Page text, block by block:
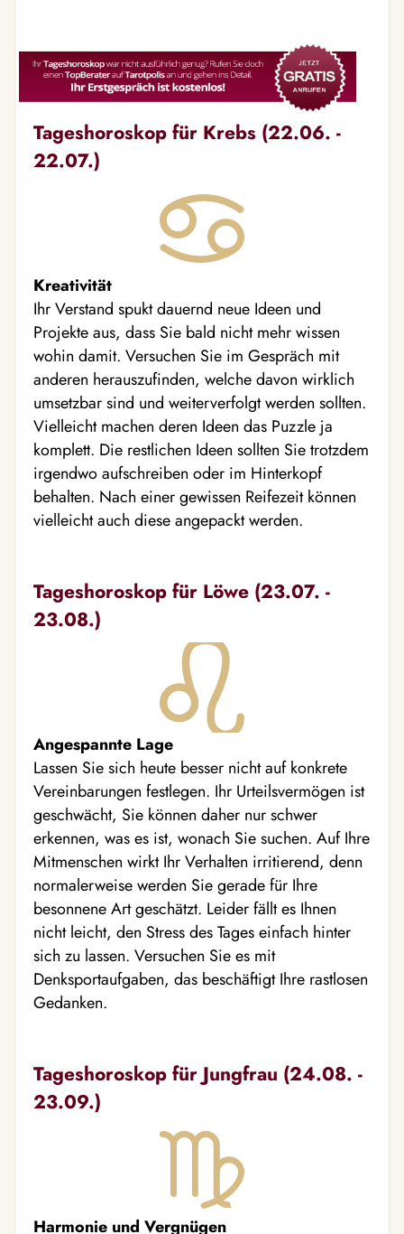
Tageshoroskop für Krebs (22.06. -
22.07.)
Kreativität
Ihr Verstand spukt dauernd neue Ideen und
Projekte aus, dass Sie bald nicht mehr wissen
wohin damit. Versuchen Sie im Gespräch mit
anderen herauszufinden, welche davon wirklich
umsetzbar sind und weiterverfolgt werden sollten.
Vielleicht machen deren Ideen das Puzzle ja
komplett. Die restlichen Ideen sollten Sie trotzdem
irgendwo aufschreiben oder im Hinterkopf
behalten. Nach einer gewissen Reifezeit können
vielleicht auch diese angepackt werden.
Tageshoroskop für Löwe (23.07. -
23.08.)
Angespannte Lage
Lassen Sie sich heute besser nicht auf konkrete
Vereinbarungen festlegen. Ihr Urteilsvermögen ist
geschwächt, Sie können daher nur schwer
erkennen, was es ist, wonach Sie suchen. Auf Ihre
Mitmenschen wirkt Ihr Verhalten irritierend, denn
normalerweise werden Sie gerade für Ihre
besonnene Art geschätzt. Leider fällt es Ihnen
nicht leicht, den Stress des Tages einfach hinter
sich zu lassen. Versuchen Sie es mit
Denksportaufgaben, das beschäftigt Ihre rastlosen
Gedanken.
Tageshoroskop für Jungfrau (24.08. -
23.09.)
Harmonie und Vergnügen